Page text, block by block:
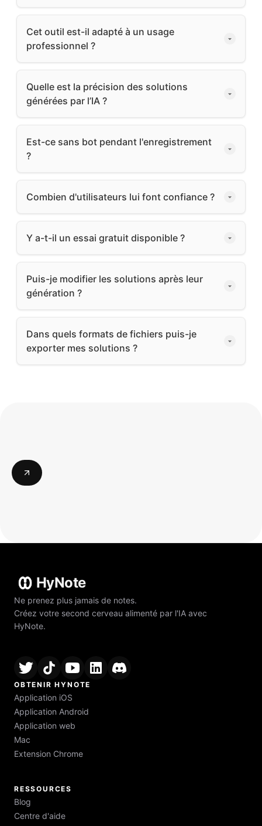
Cet outil est-il adapté à un usage
professionnel ?
Quelle est la précision des solutions
générées par l’IA ?
Est-ce sans bot pendant l'enregistrement
?
Combien d'utilisateurs lui font confiance ?
Y a-t-il un essai gratuit disponible ?
Puis-je modifier les solutions après leur
génération ?
Dans quels formats de fichiers puis-je
exporter mes solutions ?
HyNote
Ne prenez plus jamais de notes.
Créez votre second cerveau alimenté par l'IA avec
HyNote.
OBTENIR HYNOTE
Application iOS
Application Android
Application web
Mac
Extension Chrome
RESSOURCES
Blog
Centre d'aide